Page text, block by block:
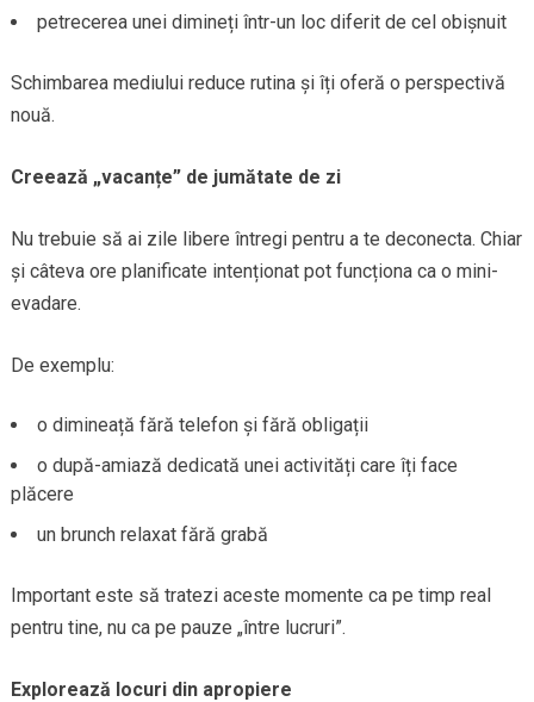
petrecerea unei dimineți într-un loc diferit de cel obișnuit
Schimbarea mediului reduce rutina și îți oferă o perspectivă
nouă.
Creează „vacanțe” de jumătate de zi
Nu trebuie să ai zile libere întregi pentru a te deconecta. Chiar
și câteva ore planificate intenționat pot funcționa ca o mini-
evadare.
De exemplu:
o dimineață fără telefon și fără obligații
o după-amiază dedicată unei activități care îți face
plăcere
un brunch relaxat fără grabă
Important este să tratezi aceste momente ca pe timp real
pentru tine, nu ca pe pauze „între lucruri”.
Explorează locuri din apropiere